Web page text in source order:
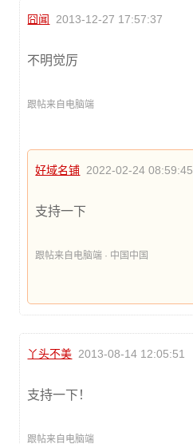
囧闻 2013-12-27 17:57:37
不明觉厉
跟帖来自电脑端
好域名铺 2022-02-24 08:59:45
支持一下
跟帖来自电脑端 · 中国中国
丫头不美 2013-08-14 12:05:51
支持一下！
跟帖来自电脑端